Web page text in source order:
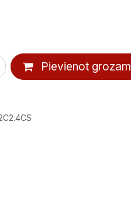
Pievienot grozam